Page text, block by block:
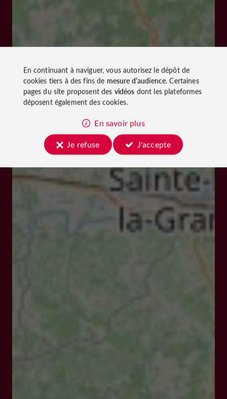
En continuant à naviguer, vous autorisez le dépôt de
cookies tiers à des fins de mesure d'audience. Certaines
pages du site proposent des vidéos dont les plateformes
déposent également des cookies.
En savoir plus
Je refuse
J'accepte